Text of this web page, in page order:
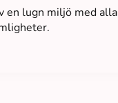
en lugn miljö med alla